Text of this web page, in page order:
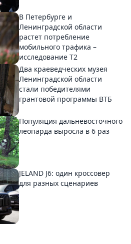
В Петербурге и
Ленинградской области
растет потребление
мобильного трафика –
исследование T2
Два краеведческих музея
Ленинградской области
стали победителями
грантовой программы ВТБ
Популяция дальневосточного
леопарда выросла в 6 раз
JELAND J6: один кроссовер
для разных сценариев